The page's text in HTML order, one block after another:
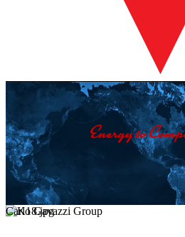
Carlo Gavazzi Group